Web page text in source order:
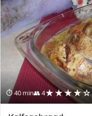
⏱ 40 min👥 4★★★★☆